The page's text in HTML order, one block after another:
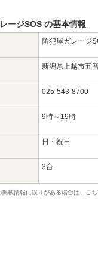
ージSOS の基本情報
防犯屋ガレージ
新潟県上越市五
025-543-8700
9時～19時
日・祝日
3台
載情報に誤りがある場合は、こち